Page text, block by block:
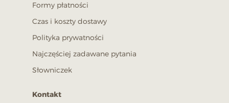
Formy płatności
Czas i koszty dostawy
Polityka prywatności
Najczęściej zadawane pytania
Słowniczek
Kontakt